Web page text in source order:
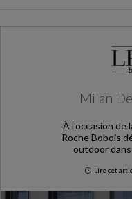
Milan
À l’occasion de
Roche Bobois
outdoor
Lire cet